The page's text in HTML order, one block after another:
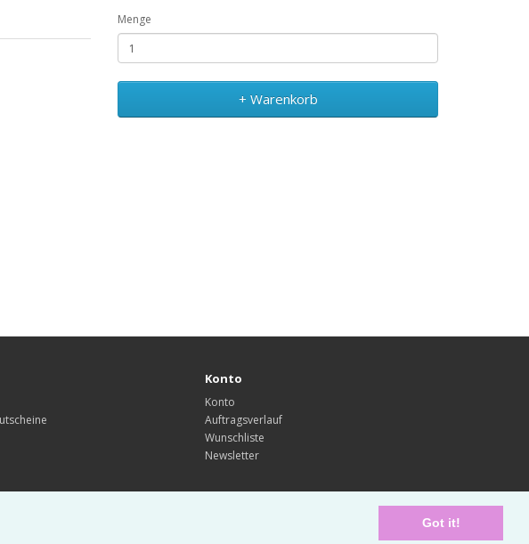
Got it!
Menge
+ Warenkorb
Konto
Konto
Auftragsverlauf
Wunschliste
Newsletter